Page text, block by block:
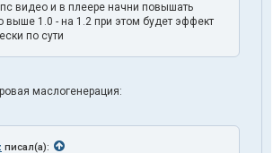
видео и в плеере начни повышать
выше 1.0 - на 1.2 при этом будет эффект
по сути
маслогенерация:
писал(а):